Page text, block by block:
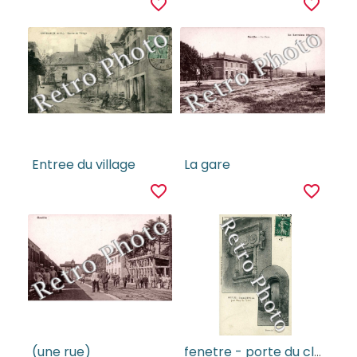
favorite_border favorite_border
Entree du village
favorite_border
La gare
favorite_border
(une rue) fenetre - porte du clocher